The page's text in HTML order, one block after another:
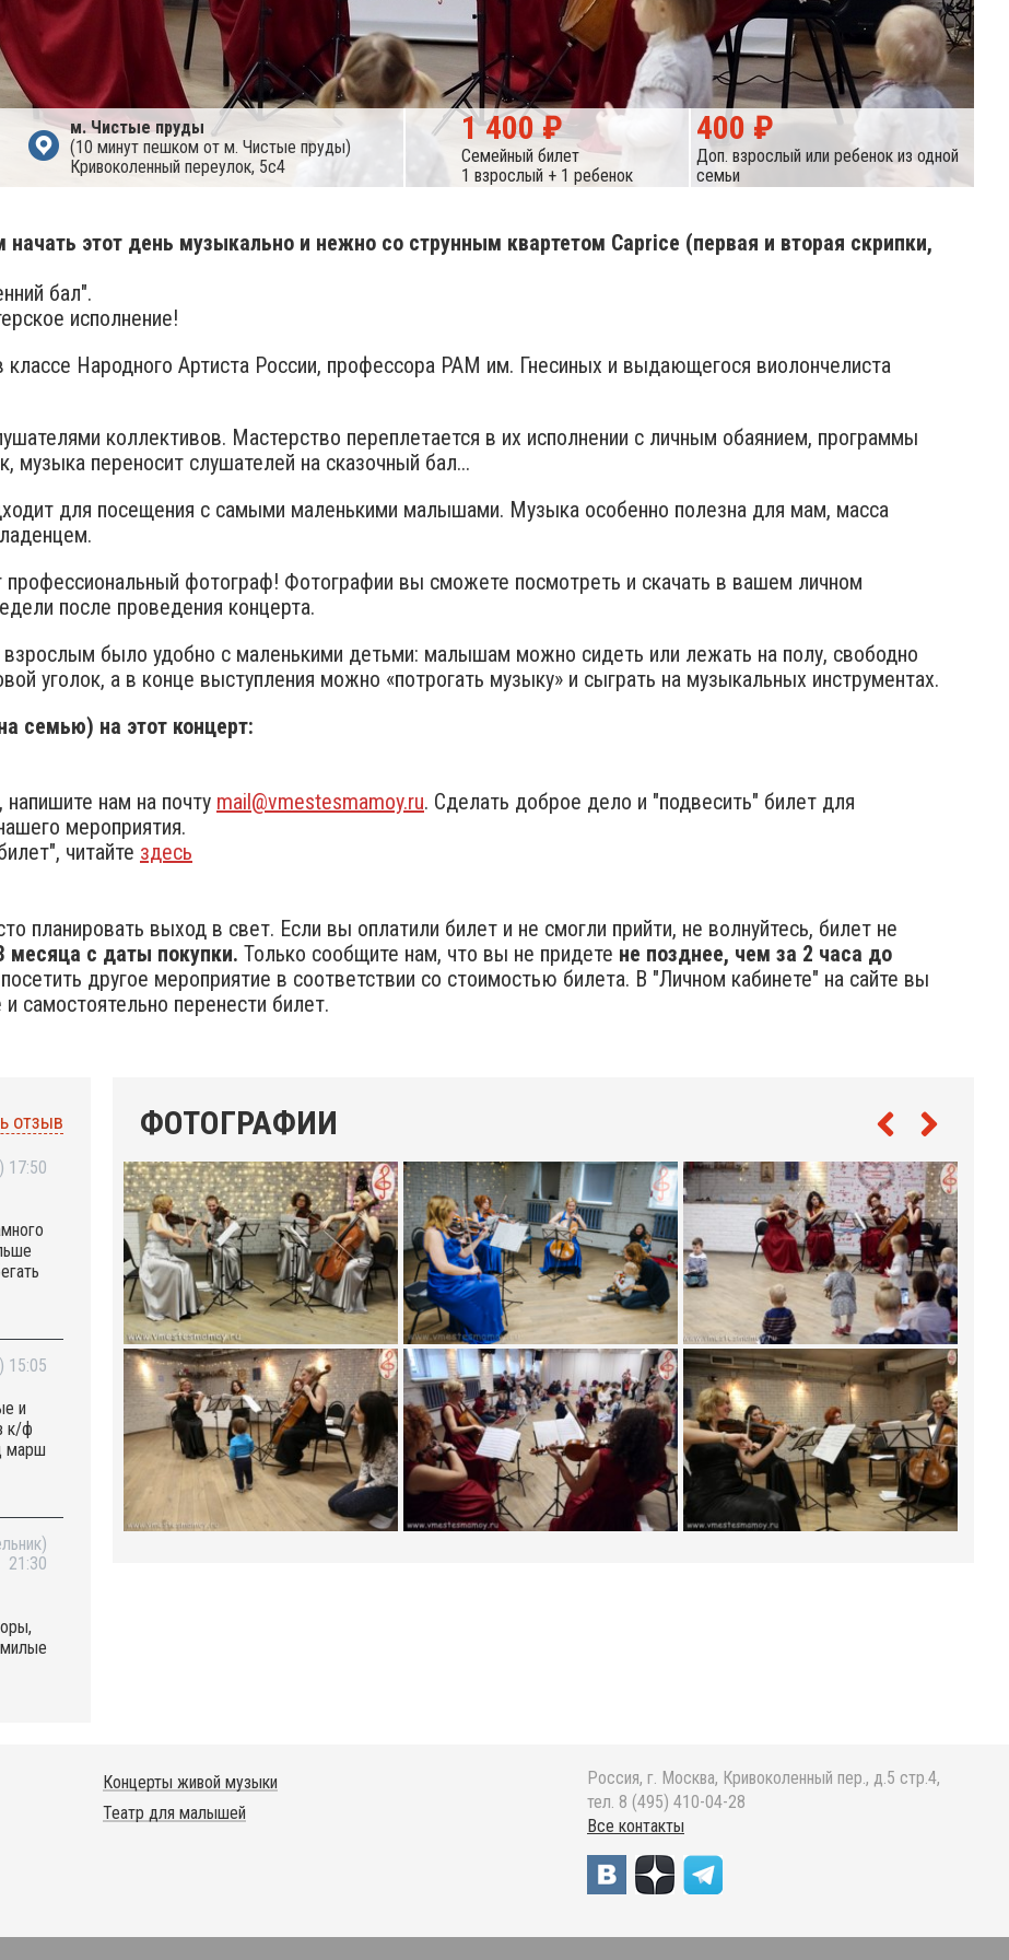
м. Чистые пруды
(10 минут пешком от м. Чистые пруды)
Кривоколенный переулок, 5с4
1 400 ₽
Семейный билет
1 взрослый + 1 ребенок
400 ₽
Доп. взрослый или ребенок из одной
семьи
этот день музыкально и нежно со струнным квартетом Caprice (первая и вторая скрипки,
бал".
исполнение!
Народного Артиста России, профессора РАМ им. Гнесиных и выдающегося виолончелиста
коллективов. Мастерство переплетается в их исполнении с личным обаянием, программы
музыка переносит слушателей на сказочный бал...
для посещения с самыми маленькими малышами. Музыка особенно полезна для мам, масса
профессиональный фотограф! Фотографии вы сможете посмотреть и скачать в вашем личном
после проведения концерта.​
было удобно с маленькими детьми: малышам можно сидеть или лежать на полу, свободно
уголок, а в конце выступления можно «потрогать музыку» и сыграть на музыкальных инструментах.
семью) на этот концерт:
нам на почту mail@vmestesmamoy.ru. Сделать доброе дело и "подвесить" билет для
мероприятия.
читайте здесь
планировать выход в свет. Если вы оплатили билет и не смогли прийти, не волнуйтесь, билет не
месяца с даты покупки. Только сообщите нам, что вы не придете не позднее, чем за 2 часа до
другое мероприятие в соответствии со стоимостью билета. В "Личном кабинете" на сайте вы
самостоятельно перенести билет.
отзыв
17:50
15:05
и
к/ф
марш
in
и
21:30
ФОТОГРАФИИ
Концерты живой музыки
Театр для малышей
Россия, г. Москва, Кривоколенный пер., д.5 стр.4,
тел. 8 (495) 410-04-28
Все контакты